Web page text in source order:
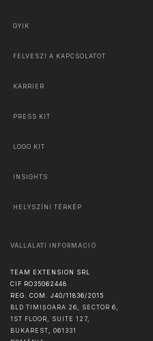
GYIK
FELVESZI A KAPCSOLATOT
KARRIER
PRESS KIT
LOGO KIT
INSIGHTS
HELYSZÍNI TÉRKÉP
VÁLLALATI INFORMÁCIÓ
TEAM EXTENSION SRL
CIF RO35062448
REG. COM. J40/11836/2015
BLD TIMIȘOARA 26, SECTOR 6,
1ST FLOOR, SUITE 127,
BUKAREST, 061331